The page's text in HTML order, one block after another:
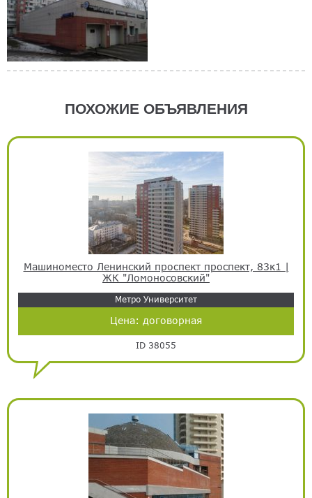
ПОХОЖИЕ ОБЪЯВЛЕНИЯ
Машиноместо Ленинский проспект проспект, 83к1 |
ЖК "Ломоносовский"
Метро Университет
Цена: договорная
ID 38055